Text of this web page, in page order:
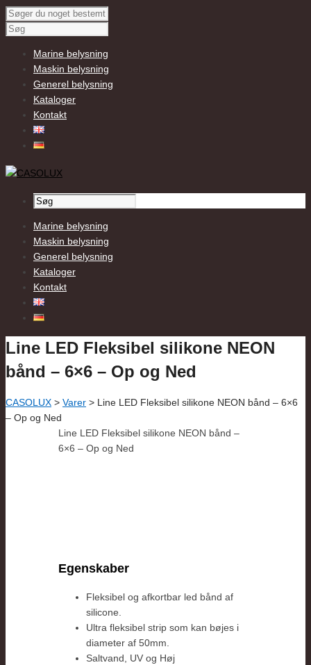
Marine belysning
Maskin belysning
Generel belysning
Kataloger
Kontakt
Marine belysning
Maskin belysning
Generel belysning
Kataloger
Kontakt
Line LED Fleksibel silikone NEON
bånd – 6×6 – Op og Ned
CASOLUX > Varer > Line LED Fleksibel silikone NEON bånd – 6×6
– Op og Ned
Line LED Fleksibel silikone NEON bånd –
6×6 – Op og Ned
Egenskaber
Fleksibel og afkortbar led bånd af
silicone.
Ultra fleksibel strip som kan bøjes i
diameter af 50mm.
Saltvand, UV og Høj